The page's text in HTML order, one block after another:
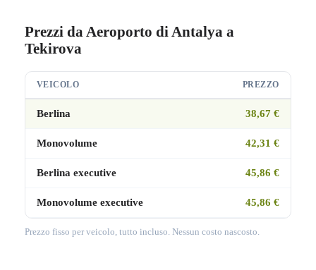
Prezzi da Aeroporto di Antalya a
Tekirova
VEICOLO PREZZO
Berlina 38,67 €
Monovolume 42,31 €
Berlina executive 45,86 €
Monovolume executive 45,86 €
Prezzo fisso per veicolo, tutto incluso. Nessun costo nascosto.